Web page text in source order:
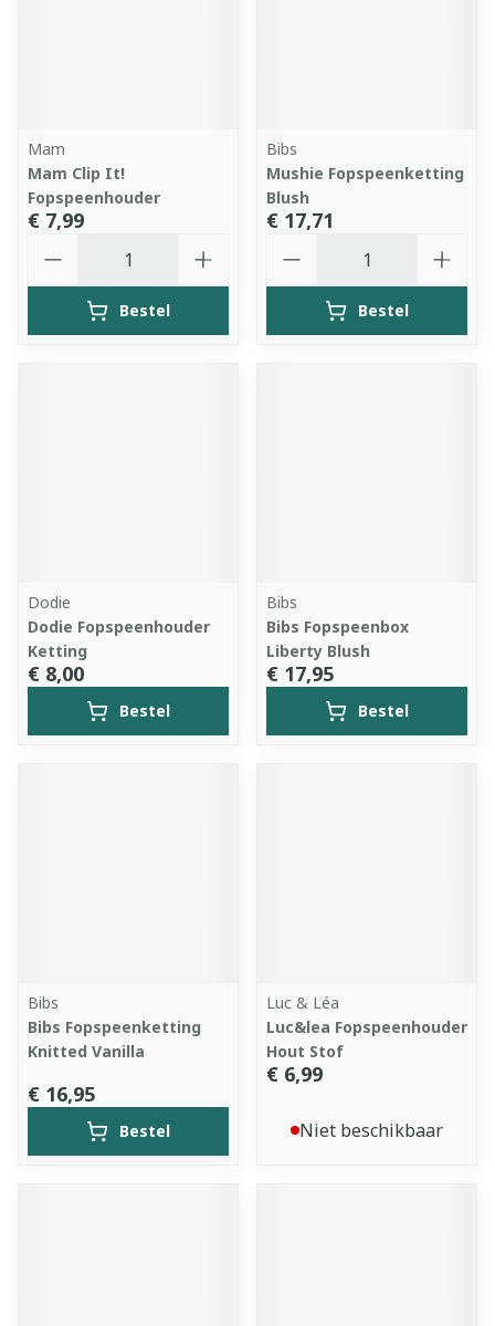
Mam
Mam Clip It!
Fopspeenhouder
€ 7,99
Bestel
Bibs
Mushie Fopspeenketting
Blush
€ 17,71
Bestel
Dodie
Dodie Fopspeenhouder
Ketting
€ 8,00
Bestel
Bibs
Bibs Fopspeenbox
Liberty Blush
€ 17,95
Bestel
Bibs
Bibs Fopspeenketting
Knitted Vanilla
€ 16,95
Bestel
Luc & Léa
Luc&lea Fopspeenhouder
Hout Stof
€ 6,99
Niet beschikbaar